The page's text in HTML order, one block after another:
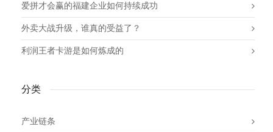
爱拼才会赢的福建企业如何持续成功
外卖大战升级，谁真的受益了？
利润王者卡游是如何炼成的
分类
产业链条